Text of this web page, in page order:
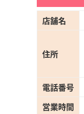
店舗名
住所
電話番号
営業時間